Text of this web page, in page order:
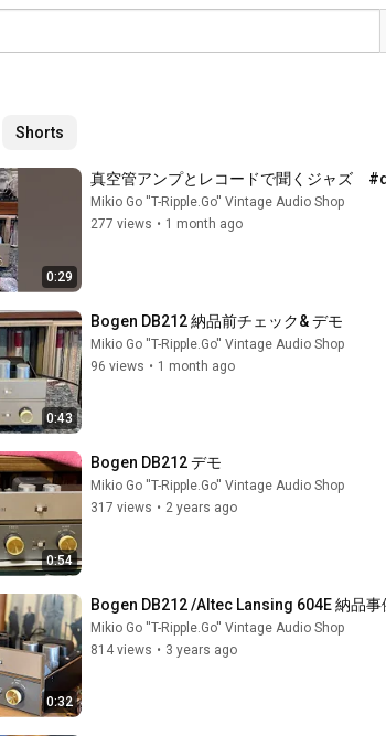
Shorts
0:29
真空管アンプとレコードで聞くジャズ　
Mikio Go ''T-Ripple.Go'' Vintage Audio Shop
277 views • 1 month ago
0:43
Bogen DB212 納品前チェック& デモ
Mikio Go ''T-Ripple.Go'' Vintage Audio Shop
96 views • 1 month ago
0:54
Bogen DB212 デモ
Mikio Go ''T-Ripple.Go'' Vintage Audio Shop
317 views • 2 years ago
0:32
Bogen DB212 /Altec Lansing 604E 納品事
Mikio Go ''T-Ripple.Go'' Vintage Audio Shop
814 views • 3 years ago